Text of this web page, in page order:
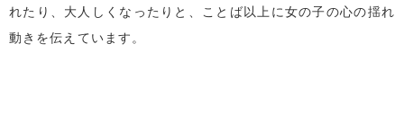
れたり、大人しくなったりと、ことば以上に女の子の心の揺れ
動きを伝えています。